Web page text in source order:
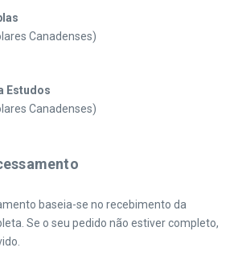
Canadenses)
Estudos
Canadenses)
baseia-se no recebimento da
Se o seu pedido não estiver completo,